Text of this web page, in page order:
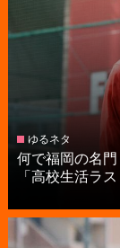
ゆるネタ
何で福岡の名
「高校生活ラ